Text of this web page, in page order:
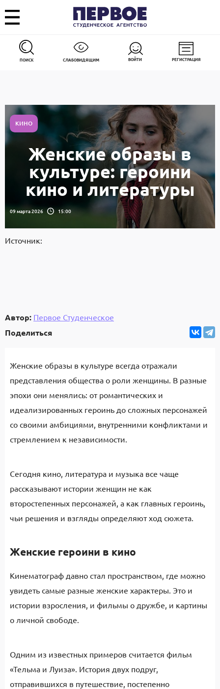
ПОИСК СЛАБОВИДЯЩИМ ВОЙТИ РЕГИСТРАЦИЯ
КИНО
Женские образы в
культуре: героини
кино и литературы
09 марта 2026 15:00
Источник:
Автор: Первое Студенческое
Поделиться
Женские образы в культуре всегда отражали
представления общества о роли женщины. В разные
эпохи они менялись: от романтических и
идеализированных героинь до сложных персонажей
со своими амбициями, внутренними конфликтами и
стремлением к независимости.
Сегодня кино, литература и музыка все чаще
рассказывают истории женщин не как
второстепенных персонажей, а как главных героинь,
чьи решения и взгляды определяют ход сюжета.
Женские героини в кино
Кинематограф давно стал пространством, где можно
увидеть самые разные женские характеры. Это и
истории взросления, и фильмы о дружбе, и картины
о личной свободе.
Одним из известных примеров считается фильм
«Тельма и Луиза». История двух подруг,
отправившихся в путешествие, постепенно